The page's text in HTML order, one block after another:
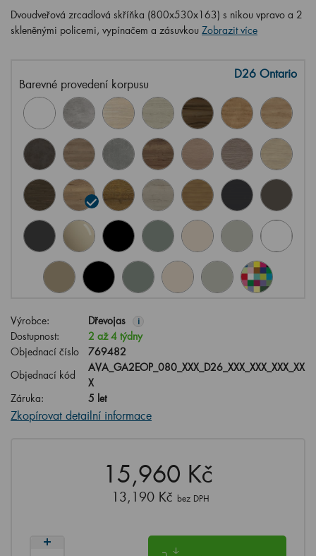
Dvoudveřová zrcadlová skříňka (800x530x163) s nikou vpravo a 2
skleněnými policemi, vypínačem a zásuvkou Zobrazit více
Barevné provedení korpusu
D26 Ontario
Výrobce: Dřevojas i
Dostupnost:
2 až 4 týdny
Objednací číslo
769482
Objednací kód
AVA_GA2EOP_080_XXX_D26_XXX_XXX_XXX_XX
X
Záruka:
5 let
Zkopírovat detailní informace
15,960 Kč
13,190 Kč bez DPH